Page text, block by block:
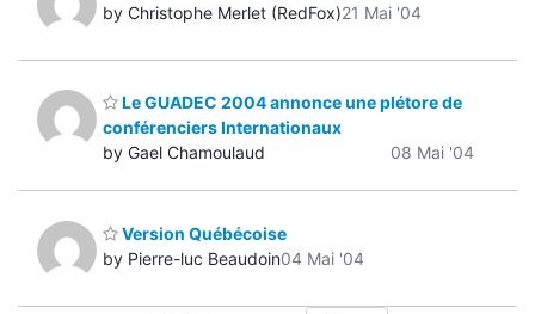
by Christophe Merlet (RedFox)21 Mai '04
Le GUADEC 2004 annonce une plétore de
conférenciers Internationaux
by Gael Chamoulaud
08 Mai '04
Version Québécoise
by Pierre-luc Beaudoin04 Mai '04